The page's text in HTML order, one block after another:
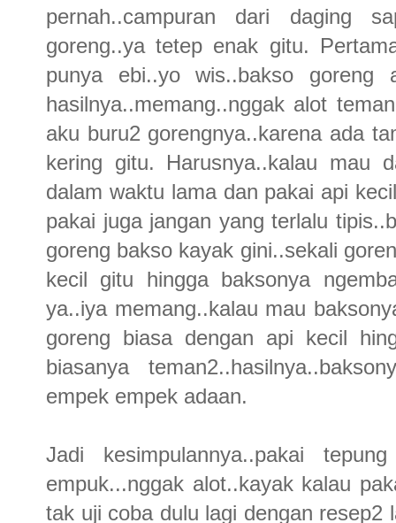
pernah..campuran dari daging
goreng..ya tetep enak gitu.
punya ebi..yo wis..bakso
hasilnya..memang..nggak alot
aku buru2 gorengnya..karena ada
kering gitu. Harusnya..kalau mau
dalam waktu lama dan pakai api
pakai juga jangan yang terlalu
goreng bakso kayak gini..sekali
kecil gitu hingga baksonya
ya..iya memang..kalau mau
goreng biasa dengan api kecil
biasanya
empek empek adaan.
Jadi kesimpulannya..pakai
empuk...nggak alot..kayak kalau
tak uji coba dulu lagi dengan